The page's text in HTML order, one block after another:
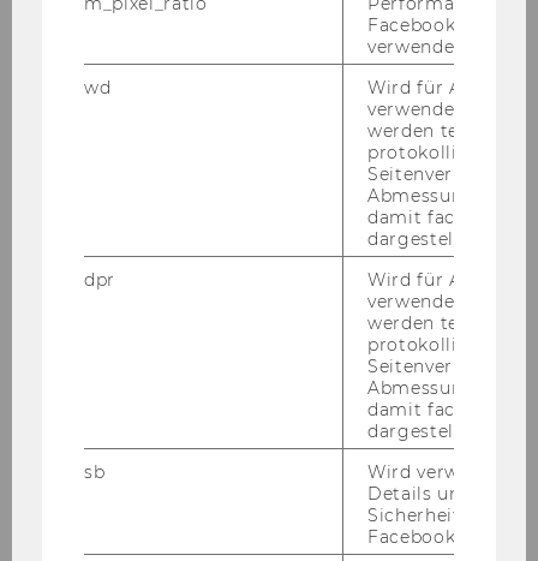
in Austria on the causes and
potenial solutions for inadequate
Stratified membership
healthcare access for urban
The impact of austerity policies
in the European Union on the
privatization of health care
provision the case of Greece
Care allowances in the Taiwanese
Facebook mit
verwendet wird.
wd
Wird für Analyse-
verwendet. Unter
werden
protokolliert (z.B.
Seitenverhältnis
Abmessungen
damit facebook
dargestellt
dpr
Wird für Analyse-
verwendet. Unter
werden
protokolliert (z.B.
Seitenverhältnis
Abmessungen
damit facebook
dargestellt
sb
Wird verwendet,
Details und
Facebook-Kontos